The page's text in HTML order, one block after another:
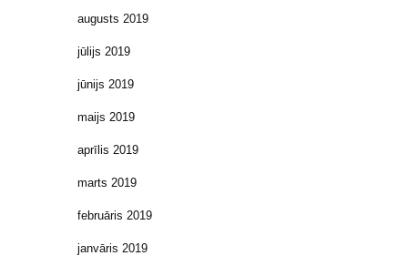
augusts 2019
jūlijs 2019
jūnijs 2019
maijs 2019
aprīlis 2019
marts 2019
februāris 2019
janvāris 2019